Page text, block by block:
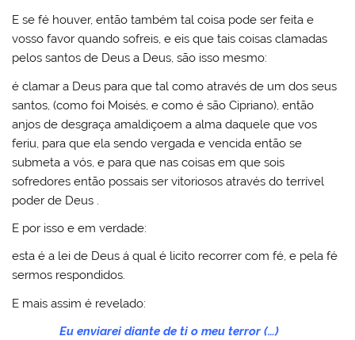
E se fé houver, então também tal coisa pode ser feita e
vosso favor quando sofreis, e eis que tais coisas clamadas
pelos santos de Deus a Deus, são isso mesmo:
é clamar a Deus para que tal como através de um dos seus
santos, (como foi Moisés, e como é são Cipriano), então
anjos de desgraça amaldiçoem a alma daquele que vos
feriu, para que ela sendo vergada e vencida então se
submeta a vós, e para que nas coisas em que sois
sofredores então possais ser vitoriosos através do terrível
poder de Deus .
E por isso e em verdade:
esta é a lei de Deus á qual é licito recorrer com fé, e pela fé
sermos respondidos.
E mais assim é revelado:
Eu enviarei diante de ti o meu terror (…)